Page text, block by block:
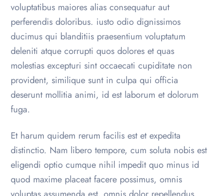
voluptatibus maiores alias consequatur aut
perferendis doloribus. iusto odio dignissimos
ducimus qui blanditiis praesentium voluptatum
deleniti atque corrupti quos dolores et quas
molestias excepturi sint occaecati cupiditate non
provident, similique sunt in culpa qui officia
deserunt mollitia animi, id est laborum et dolorum
fuga.
Et harum quidem rerum facilis est et expedita
distinctio. Nam libero tempore, cum soluta nobis est
eligendi optio cumque nihil impedit quo minus id
quod maxime placeat facere possimus, omnis